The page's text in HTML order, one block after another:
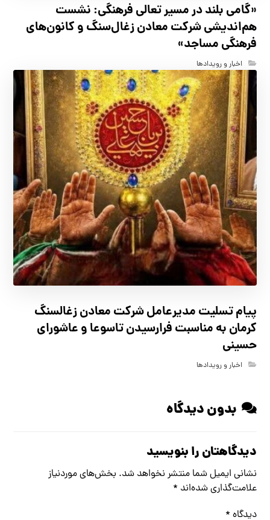
«گامی بلند در مسیر تعالی فرهنگی: نشست
هم‌اندیشی شرکت معادن زغال‌سنگ و کانون‌های
فرهنگی مساجد»
اخبار و رویدادها
پیام تسلیت مدیرعامل شرکت معادن زغالسنگ
کرمان به مناسبت فرارسیدن تاسوعا و عاشورای
حسینی
اخبار و رویدادها
بدون دیدگاه
دیدگاهتان را بنویسید
نشانی ایمیل شما منتشر نخواهد شد. بخش‌های موردنیاز
علامت‌گذاری شده‌اند *
دیدگاه *